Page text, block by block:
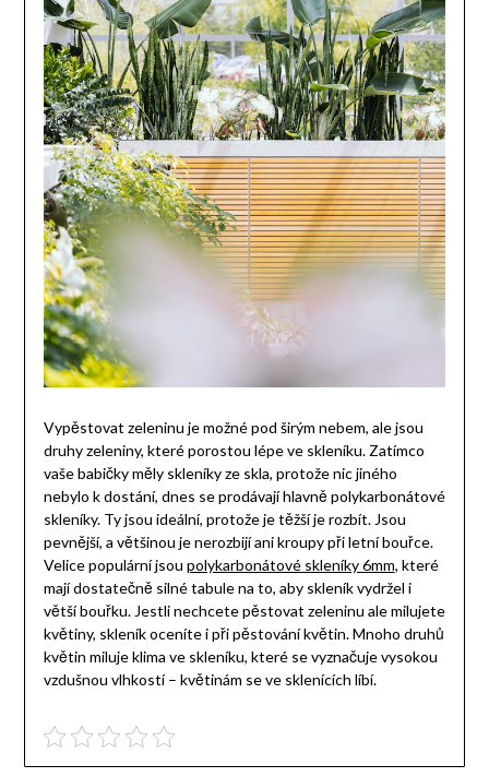
Vypěstovat zeleninu je možné pod širým nebem, ale jsou
druhy zeleniny, které porostou lépe ve skleníku. Zatímco
vaše babičky měly skleníky ze skla, protože nic jiného
nebylo k dostání, dnes se prodávají hlavně polykarbonátové
skleníky. Ty jsou ideální, protože je těžší je rozbít. Jsou
pevnější, a většinou je nerozbijí ani kroupy při letní bouřce.
Velice populární jsou polykarbonátové skleníky 6mm, které
mají dostatečně silné tabule na to, aby skleník vydržel i
větší bouřku. Jestli nechcete pěstovat zeleninu ale milujete
květiny, skleník oceníte i při pěstování květin. Mnoho druhů
květin miluje klima ve skleníku, které se vyznačuje vysokou
vzdušnou vlhkostí – květinám se ve sklenících líbí.